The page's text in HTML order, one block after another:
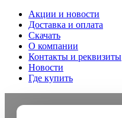
Акции и новости
Доставка и оплата
Скачать
О компании
Контакты и реквизиты
Новости
Где купить